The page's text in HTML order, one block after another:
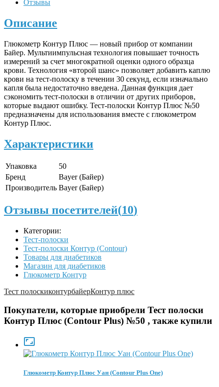
Отзывы
Описание
Глюкометр Контур Плюс — новый прибор от компании
Байер. Мультиимпульсная технология повышает точность
измерений за счет многократной оценки одного образца
крови. Технология «второй шанс» позволяет добавить каплю
крови на тест-полоску в течении 30 секунд, если изначально
капля была недостаточно введена. Данная функция дает
сэкономить тест-полоски в отличии от других приборов,
которые выдают ошибку. Тест-полоски Контур Плюс №50
предназначены для использования вместе с глюкометром
Контур Плюс.
Характеристики
Упаковка
50
Бренд
Bayer (Байер)
Производитель Bayer (Байер)
Отзывы посетителей(10)
Категории:
Тест-полоски
Тест-полоски Контур (Contour)
Товары для диабетиков
Магазин для диабетиков
Глюкометр Контур
Тест полоскиконтурбайерКонтур плюс
Покупатели, которые приобрели Тест полоски
Контур Плюс (Contour Plus) №50 , также купили

Глюкометр Контур Плюс Уан (Contour Plus One)